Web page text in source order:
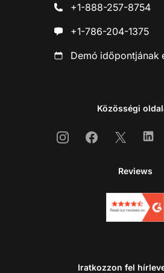
+1-888-257-8754
+1-786-204-1375
Demó időpontjának
Közösségi
InstagramFacebook
X
Reviews
Iratkozzon fel